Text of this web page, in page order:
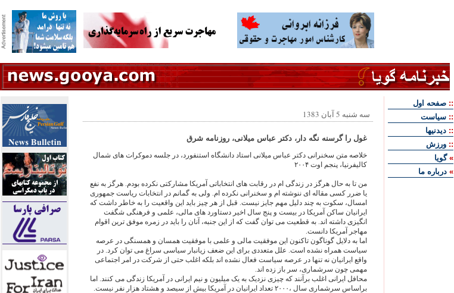
سه شنبه 5 آبان 1383
غول را گرسنه نگه دار، دکتر عباس ميلانی، روزنامه شرق
خلاصه متن سخنرانی دکتر عباس ميلانی استاد دانشگاه استنفورد، در جلسه دموکرات های شمال
کاليفرنيا، پنجم اوت ۲۰۰۴
من تا به حال هرگز در زندگی ام در رقابت های انتخاباتی آمريکا مشارکتی نکرده بودم. هرگز به نفع
يا ضرر کسی مقاله ای ننوشته ام و سخنرانی نکرده ام. ولی به گمانم در انتخابات رياست جمهوری
امسال، سکوت به چند دليل مهم جايز نيست. قبل از هر چيز بايد اين واقعيت را به خاطر داشت که
ايرانيان ساکن آمريکا در بيست و پنج سال اخير دستاورد های مالی، علمی و فرهنگی شگفت
انگيزی داشته اند. به قطعيت می توان گفت که از اين جنبه، آنان را بايد در زمره موفق ترين اقوام
مهاجر آمريکا دانست.
اما به دلايل گوناگون تاکنون اين موفقيت مالی و علمی با موفقيت همسان و همسنگی در عرصه
سياست همراه نشده است. علل متعددی برای اين ضعف زيانبار سياسی سراغ می توان کرد. در
واقع ايرانيان نه تنها در عرصه سياست فعال نشده اند بلکه اغلب حتی از شرکت در امر اجتماعی
مهمی چون سرشماری، سر باز زده اند.
محافل ايرانی اغلب برآنند که چيزی نزديک به يک ميليون و نيم ايرانی در آمريکا زندگی می کنند. اما
براساس سرشماری سال ،۲۰۰۰ تعداد ايرانيان در آمريکا بيش از سيصد و هشتاد هزار نفر نيست.
:: صفحه اول
:: سياست
:: ديدنيها
:: ورزش
»گويا
» درباره ما